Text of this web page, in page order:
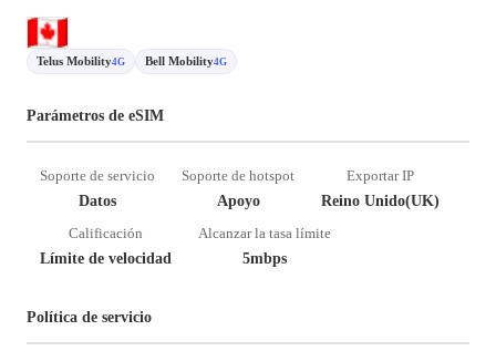
Telus Mobility4G Bell Mobility4G
Parámetros de eSIM
Soporte de servicio
Datos
Soporte de hotspot
Apoyo
Exportar IP
Reino Unido(UK)
Calificación
Límite de velocidad
Alcanzar la tasa límite
5mbps
Política de servicio